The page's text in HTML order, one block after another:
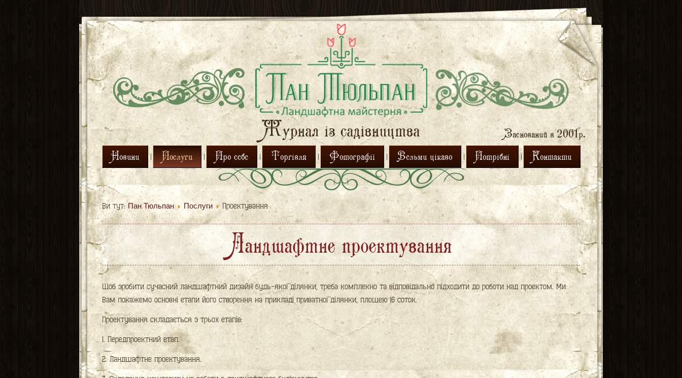
Журнал із садівництва
Заснований в 2001р.
Новини
Послуги Про себе Торгівля Фотографії Вельми цікаво Потрібні Контакти
Ви тут: Пан Тюльпан Послуги Проектування
Ландшафтне проектування
Щоб зробити сучасний ландшафтний дизайн будь-якої ділянки, треба комплекно та відповідально підходити до роботи над проектом. Ми
Вам покажемо основні етапи його створення на прикладі приватної ділянки, площею 16 соток.
Проектування складається з трьох етапів:
1. Передпроектний етап.
2. Ландшафтне проектування.